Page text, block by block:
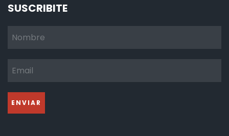
SUSCRIBITE